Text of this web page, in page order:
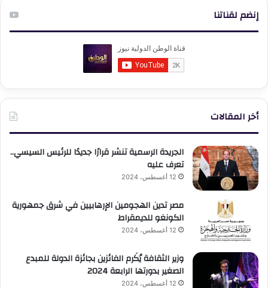
إنضم لقناتنا
أخر المقالات
الجريدة الرسمية تنشر قرارًا جديدًا للرئيس السيسي..
تعرف عليه
12 أغسطس، 2024
مصر تدين الهجومين الإرهابيين في شرق جمهورية
الكونغو للديمقراط
12 أغسطس، 2024
وزير الثقافة يُكَرم الفائزين بجائزة الدولة للمبدع
الصغير بدورتها الرابعة 2024
12 أغسطس، 2024